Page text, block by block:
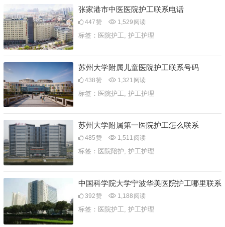
张家港市中医医院护工联系电话
447赞 1,529 阅读
标签： 医院护工, 护工护理
苏州大学附属儿童医院护工联系号码
438赞 1,321 阅读
标签： 医院护工, 护工护理
苏州大学附属第一医院护工怎么联系
485赞 1,511 阅读
标签： 医院陪护 护工护理
中国科学院大学宁波华美医院护工哪里联系
392赞 1,188 阅读
标签： 医院护工 护工护理